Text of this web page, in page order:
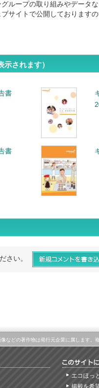
ループの取り組みやデータ
サイトで公開しております
されます）
書
書
さい。
どの著作物は発行元企業に属します。
エコほっ
掲載を希